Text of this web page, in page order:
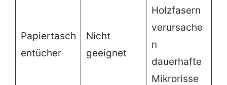
Papiertasch
entücher
Nicht
geeignet
Holzfasern
verursache
n
dauerhafte
Mikrorisse